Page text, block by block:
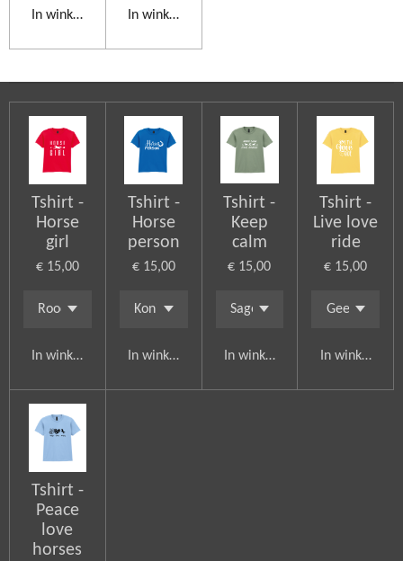
In winkelwagen In winkelwagen
Tshirt -
Horse
girl
€ 15,00
In winkelwagen
Tshirt -
Horse
person
€ 15,00
In winkelwagen
Tshirt -
Keep
calm
€ 15,00
In winkelwagen
Tshirt -
Live love
ride
€ 15,00
In
Tshirt -
Peace
love
horses